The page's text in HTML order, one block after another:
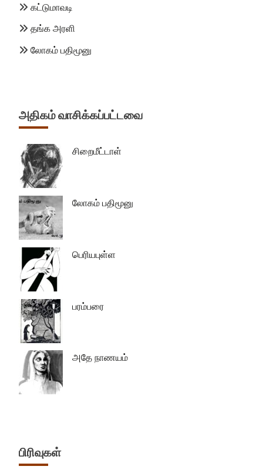
கட்டுமாவடி
தங்க அரளி
லோகம் பதிமூனு
அதிகம் வாசிக்கப்பட்டவை
சிறைமீட்டாள்
லோகம் பதிமூனு
பெரியபுள்ள
பரம்பரை
அதே நாணயம்
பிரிவுகள்